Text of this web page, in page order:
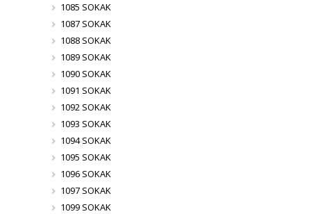
1085 SOKAK
1087 SOKAK
1088 SOKAK
1089 SOKAK
1090 SOKAK
1091 SOKAK
1092 SOKAK
1093 SOKAK
1094 SOKAK
1095 SOKAK
1096 SOKAK
1097 SOKAK
1099 SOKAK